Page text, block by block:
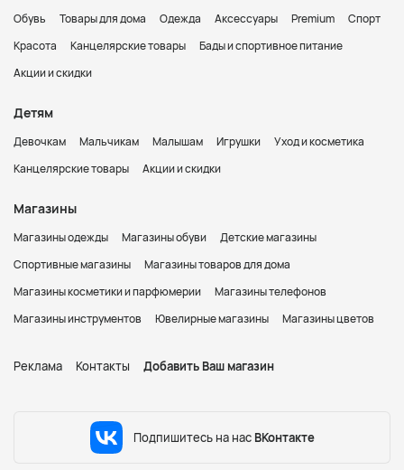
Обувь Товары для дома Одежда Аксессуары Premium
Спорт
Красота
Канцелярские товары
Бады и спортивное питание
Акции и скидки
Детям
Девочкам Мальчикам Малышам Игрушки
Уход и косметика
Канцелярские товары
Акции и скидки
Магазины
Магазины одежды Магазины обуви
Детские магазины
Спортивные магазины
Магазины товаров для дома
Магазины косметики и парфюмерии
Магазины телефонов
Магазины инструментов
Ювелирные магазины Магазины цветов
Реклама Контакты Добавить Ваш магазин
Подпишитесь на нас ВКонтакте